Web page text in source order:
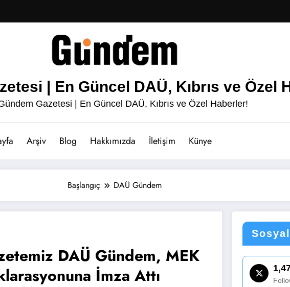
| En Güncel DAÜ, Kıbrıs ve Özel
Gazetesi | En Güncel DAÜ, Kıbrıs ve Özel Haberler!
Arşiv Blog Hakkımızda İletişim Künye
Başlangıç DAÜ Gündem
DAÜ Gündem, MEK
İmza Attı